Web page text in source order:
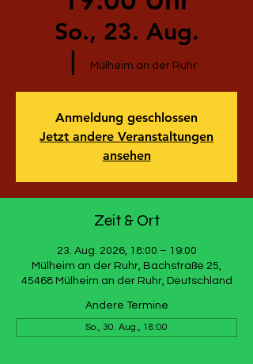
So., 23. Aug.
Mülheim an der Ruhr
Anmeldung geschlossen
Jetzt andere Veranstaltungen
ansehen
Zeit & Ort
23. Aug. 2026, 18:00 – 19:00
Mülheim an der Ruhr, Bachstraße 25,
45468 Mülheim an der Ruhr, Deutschland
Andere Termine
So., 30. Aug., 18:00